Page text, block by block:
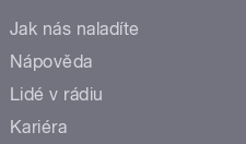
Jak nás naladíte
Nápověda
Lidé v rádiu
Kariéra